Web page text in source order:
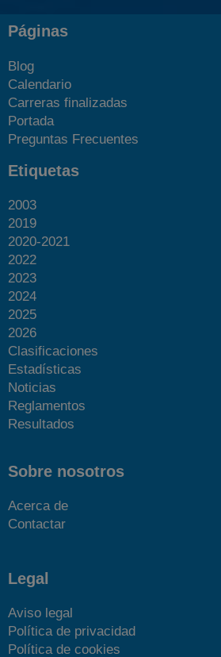
Páginas
Blog
Calendario
Carreras finalizadas
Portada
Preguntas Frecuentes
Etiquetas
2003
2019
2020-2021
2022
2023
2024
2025
2026
Clasificaciones
Estadísticas
Noticias
Reglamentos
Resultados
Sobre nosotros
Acerca de
Contactar
Legal
Aviso legal
Política de privacidad
Política de cookies